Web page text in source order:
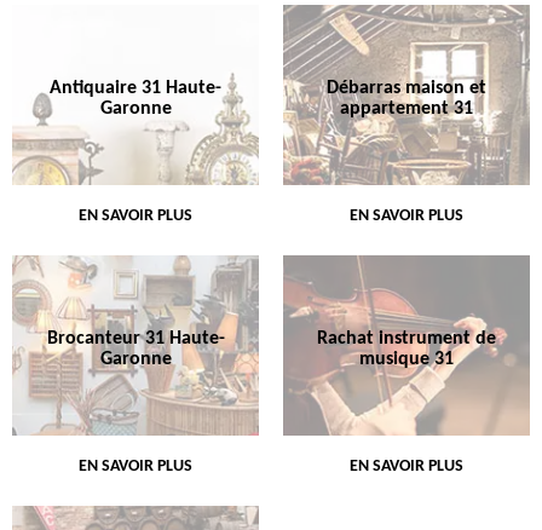
Antiquaire 31 Haute-
Garonne
EN SAVOIR PLUS
Débarras maison et
appartement 31
EN SAVOIR PLUS
Brocanteur 31 Haute-
Garonne
EN SAVOIR PLUS
Rachat instrument de
musique 31
EN SAVOIR PLUS